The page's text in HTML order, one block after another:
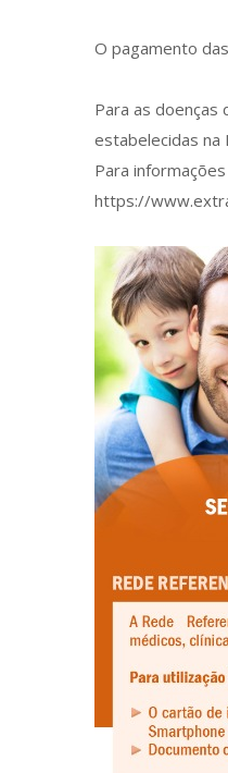
O pagamento
Para as doenças
estabelecidas
Para
https://